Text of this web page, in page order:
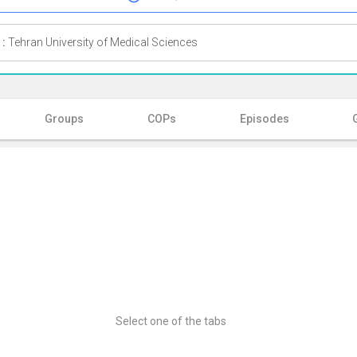
Tehran University of Medical Sciences
Groups COPs Episodes
Select one of the tabs